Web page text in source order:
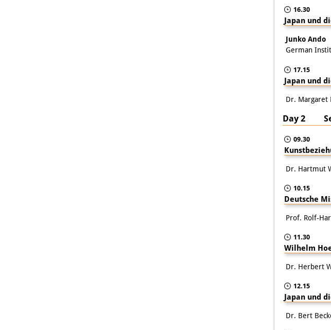
16.30
Japan und
Junko Ando
German
17.15
Japan und
Dr. Margaret
Day 2
09.30
Dr. Hartmut
10.15
Deutsche
Prof. Rolf-
11.30
Wilhelm
Dr. Herbert
12.15
Japan und
Dr. Bert